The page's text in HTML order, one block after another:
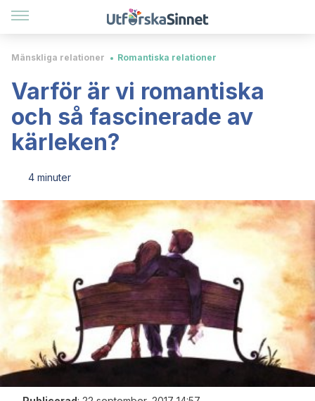
Mänskliga relationer Romantiska relationer
Varför är vi romantiska
och så fascinerade av
kärleken?
4 minuter